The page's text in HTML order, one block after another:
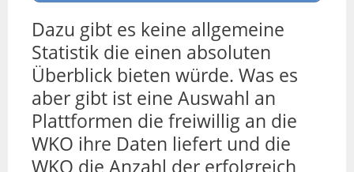
Dazu gibt es keine allgemeine
Statistik die einen absoluten
Überblick bieten würde. Was es
aber gibt ist eine Auswahl an
Plattformen die freiwillig an die
WKO ihre Daten liefert und die
WKO die Anzahl der erfolgreich